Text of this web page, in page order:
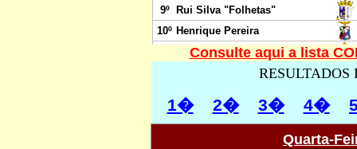
Consulte aqui a lista
RESULTADOS
1� 2� 3� 4�
Quarta-